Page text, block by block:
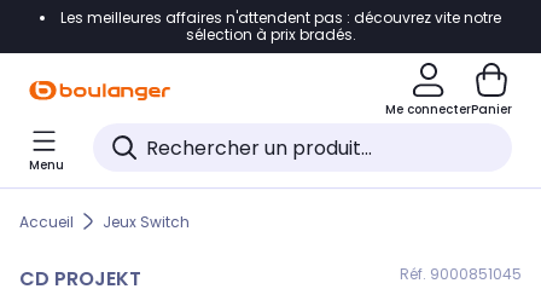
Accéder directement à la navigation
Accéder directement au pied de page
Accéder directement au chatbot
Les meilleures affaires n'attendent pas : découvrez vite notre
sélection à prix bradés.
Me connecterPanier
Menu
Accueil Jeux Switch
CD PROJEKT Réf. 9000851045